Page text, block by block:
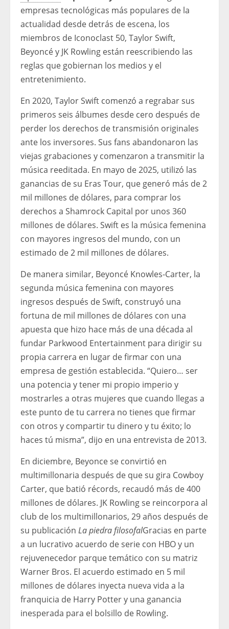
empresas tecnológicas más populares de la
actualidad desde detrás de escena, los
miembros de Iconoclast 50, Taylor Swift,
Beyoncé y JK Rowling están reescribiendo las
reglas que gobiernan los medios y el
entretenimiento.
En 2020, Taylor Swift comenzó a regrabar sus
primeros seis álbumes desde cero después de
perder los derechos de transmisión originales
ante los inversores. Sus fans abandonaron las
viejas grabaciones y comenzaron a transmitir la
música reeditada. En mayo de 2025, utilizó las
ganancias de su Eras Tour, que generó más de 2
mil millones de dólares, para comprar los
derechos a Shamrock Capital por unos 360
millones de dólares. Swift es la música femenina
con mayores ingresos del mundo, con un
estimado de 2 mil millones de dólares.
De manera similar, Beyoncé Knowles-Carter, la
segunda música femenina con mayores
ingresos después de Swift, construyó una
fortuna de mil millones de dólares con una
apuesta que hizo hace más de una década al
fundar Parkwood Entertainment para dirigir su
propia carrera en lugar de firmar con una
empresa de gestión establecida. “Quiero… ser
una potencia y tener mi propio imperio y
mostrarles a otras mujeres que cuando llegas a
este punto de tu carrera no tienes que firmar
con otros y compartir tu dinero y tu éxito; lo
haces tú misma”, dijo en una entrevista de 2013.
En diciembre, Beyonce se convirtió en
multimillonaria después de que su gira Cowboy
Carter, que batió récords, recaudó más de 400
millones de dólares. JK Rowling se reincorpora al
club de los multimillonarios, 29 años después de
su publicación La piedra filosofalGracias en parte
a un lucrativo acuerdo de serie con HBO y un
rejuvenecedor parque temático con su matriz
Warner Bros. El acuerdo estimado en 5 mil
millones de dólares inyecta nueva vida a la
franquicia de Harry Potter y una ganancia
inesperada para el bolsillo de Rowling.